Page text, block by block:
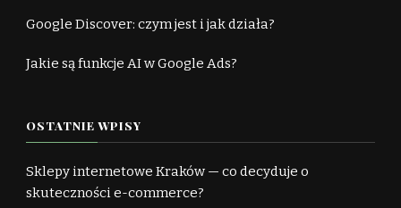
Google Discover: czym jest i jak działa?
Jakie są funkcje AI w Google Ads?
OSTATNIE WPISY
Sklepy internetowe Kraków — co decyduje o
skuteczności e-commerce?